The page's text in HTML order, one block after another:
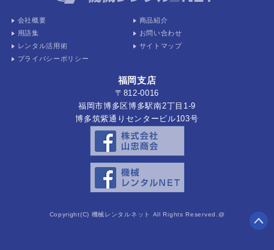
会社概要
商品紹介
用語集
お問い合わせ
レンタル活用術
サイトマップ
プライバシーポリシー
福岡支店
〒812-0016
福岡市博多区博多駅南2丁目1-9
博多筑紫通りセンタービル103号
Copyright(C) 機械レンタルネット All Rights Reserved.@